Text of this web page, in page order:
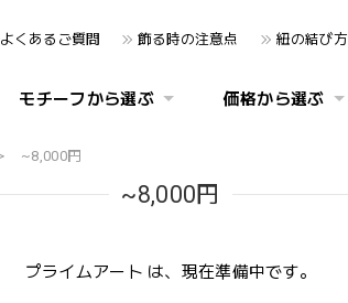
よくあるご質問 飾る時の注意点 紐の結び方
モチーフから選ぶ 価格から選ぶ
~8,000円
~8,000円
プライムアート は、現在準備中です。